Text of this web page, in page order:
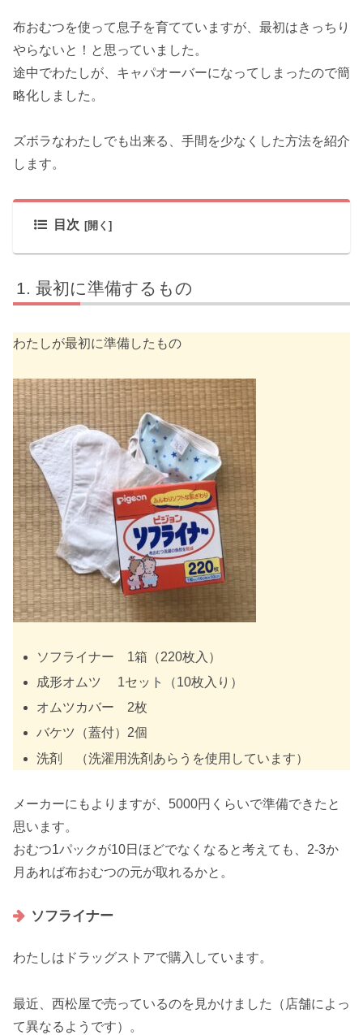
布おむつを使って息子を育てていますが、最初はきっちり
やらないと！と思っていました。
途中でわたしが、キャパオーバーになってしまったので簡
略化しました。
ズボラなわたしでも出来る、手間を少なくした方法を紹介
します。
目次
最初に準備するもの
わたしが最初に準備したもの
ソフライナー 1箱（220枚入）
成形オムツ 1セット（10枚入り）
オムツカバー 2枚
バケツ（蓋付）2個
洗剤 （洗濯用洗剤あらうを使用しています）
メーカーにもよりますが、5000円くらいで準備できたと
思います。
おむつ1パックが10日ほどでなくなると考えても、2-3か
月あれば布おむつの元が取れるかと。
ソフライナー
わたしはドラッグストアで購入しています。
最近、西松屋で売っているのを見かけました（店舗によっ
て異なるようです）。